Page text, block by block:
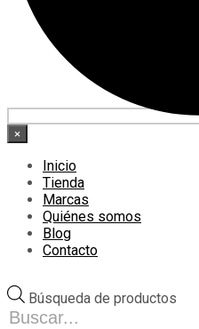
×
Inicio
Tienda
Marcas
Quiénes somos
Blog
Contacto
Búsqueda de productos